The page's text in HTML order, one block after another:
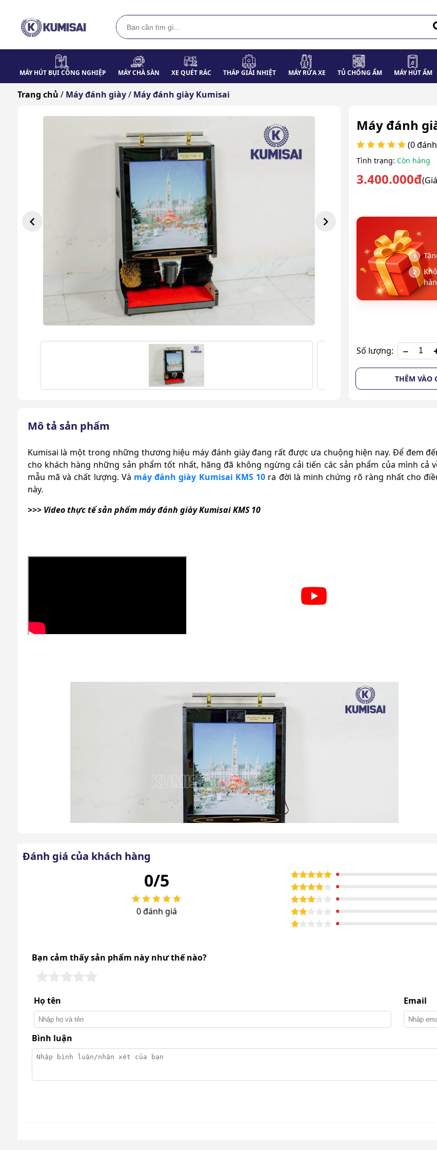
MÁY HÚT BỤI CÔNG NGHIỆP MÁY CHÀ SÀN XE QUÉT RÁC THÁP GIẢI NHIỆT MÁY RỬA XE TỦ CHỐNG ẨM MÁY HÚT ẨM
Trang chủ / Máy đánh giày / Máy đánh giày Kumisai
Máy đánh
(0
Tình trạng: Còn hàng
3.400.000đ
Số lượng:
THÊM VÀO
Mô tả sản phẩm
Kumisai là một trong những thương hiệu máy đánh giày đang rất được ưa chuộng hiện nay. Để đem
cho khách hàng những sản phẩm tốt nhất, hãng đã không ngừng cải tiến các sản phẩm của mình cả
mẫu mã và chất lượng. Và máy đánh giày Kumisai KMS 10 ra đời là minh chứng rõ ràng nhất cho
này.
>>> Video thực tế sản phẩm máy đánh giày Kumisai KMS 10
Máy đánh giày Kumisai KMS 10
Đánh giá của khách hàng
0/5
0 đánh giá
Bạn cảm thấy sản phẩm này như thế nào?
Họ tên Email
Bình luận